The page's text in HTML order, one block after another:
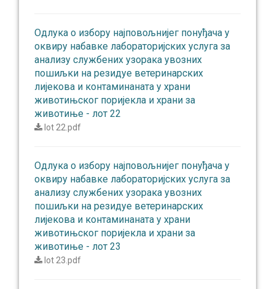
Одлукa о избору најповољнијег понуђача у
оквиру набавке лабораторијских услуга за
анализу службених узорака увозних
пошиљки на резидуе ветеринарских
лијекова и контаминаната у храни
животињског поријекла и храни за
животиње - лот 22
lot 22.pdf
Одлукa о избору најповољнијег понуђача у
оквиру набавке лабораторијских услуга за
анализу службених узорака увозних
пошиљки на резидуе ветеринарских
лијекова и контаминаната у храни
животињског поријекла и храни за
животиње - лот 23
lot 23.pdf